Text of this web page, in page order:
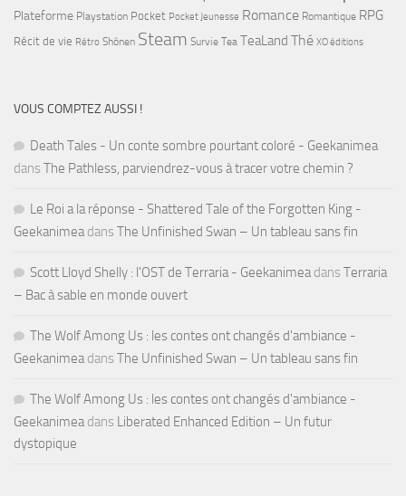
Plateforme Playstation Pocket Pocket Jeunesse Romance Romantique RPG
Récit de vie Rétro Shônen Steam Survie Tea TeaLand Thé XO éditions
VOUS COMPTEZ AUSSI !
Death Tales - Un conte sombre pourtant coloré - Geekanimea
dans The Pathless, parviendrez-vous à tracer votre chemin ?
Le Roi a la réponse - Shattered Tale of the Forgotten King -
Geekanimeadans The Unfinished Swan – Un tableau sans fin
Scott Lloyd Shelly : l'OST de Terraria - Geekanimeadans Terraria
– Bac à sable en monde ouvert
The Wolf Among Us : les contes ont changés d'ambiance -
Geekanimeadans The Unfinished Swan – Un tableau sans fin
The Wolf Among Us : les contes ont changés d'ambiance -
Geekanimeadans Liberated Enhanced Edition – Un futur
dystopique